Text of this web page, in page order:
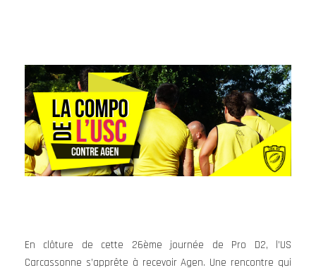
En clôture de cette 26ème journée de Pro D2, l’US
Carcassonne s’apprête à recevoir Agen. Une rencontre qui